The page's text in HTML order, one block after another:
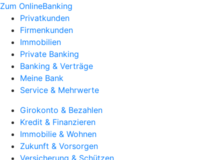
Zum OnlineBanking
Privatkunden
Firmenkunden
Immobilien
Private Banking
Banking & Verträge
Meine Bank
Service & Mehrwerte
Girokonto & Bezahlen
Kredit & Finanzieren
Immobilie & Wohnen
Zukunft & Vorsorgen
Versicherung & Schützen